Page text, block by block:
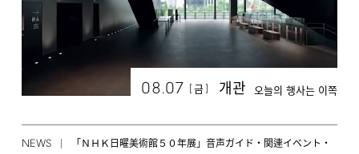
08.07 [금] 개관 오늘의 행사는 이쪽
NEWS
「ＮＨＫ日曜美術館５０年展」音声ガイド・関連イベント・